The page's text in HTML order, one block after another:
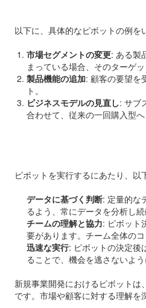
以下に、具体的なピボットの例を
市場セグメントの変更: ある製
まっている場合、そのターゲ
製品機能の追加: 顧客の要望を
ト。
ビジネスモデルの見直し: サブ
合わせて、従来の一回購入型
ピボットを実行するにあたり、以
データに基づく判断: 定量的な
るよう、常にデータを分析し続
チームの理解と協力: ピボット
要があります。チーム全体の
迅速な実行: ピボットの決定後
ることで、機会を逃さないよう
新規事業開発におけるピボット
です。市場や顧客に対する理解を